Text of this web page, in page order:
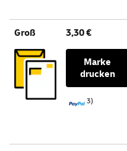
Groß 3,30 €
Marke
drucken
3)